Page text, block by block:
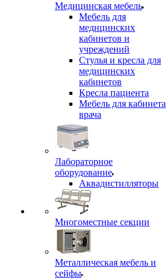
Медицинская мебель
Мебель для
медицинских
кабинетов и
учреждений
Стулья и кресла для
медицинских
кабинетов
Кресла пациента
Мебель для кабинета
врача
Лабораторное
оборудование
Аквадистилляторы
Многоместные секции
Металлическая мебель и
сейфы